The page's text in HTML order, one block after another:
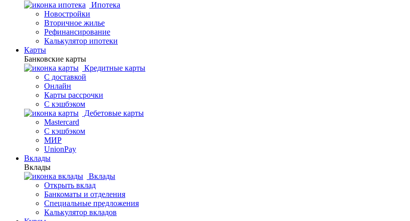
Ипотека
Новостройки
Вторичное жилье
Рефинансирование
Калькулятор ипотеки
Карты
Банковские карты
Кредитные карты
С доставкой
Онлайн
Карты рассрочки
С кэшбэком
Дебетовые карты
Mastercard
С кэшбэком
МИР
UnionPay
Вклады
Вклады
Вклады
Открыть вклад
Банкоматы и отделения
Специальные предложения
Калькулятор вкладов